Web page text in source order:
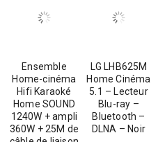
Ensemble
Home-cinéma
Hifi Karaoké
Home SOUND
1240W + ampli
360W + 25M de
LG LHB625M
Home Cinéma
5.1 – Lecteur
Blu-ray –
Bluetooth –
DLNA – Noir